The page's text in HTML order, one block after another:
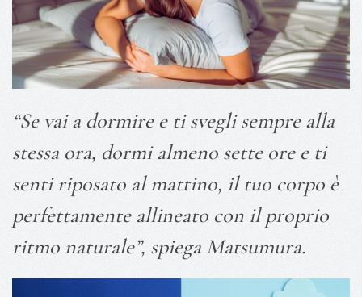
“Se vai a dormire e ti svegli sempre alla
stessa ora, dormi almeno sette ore e ti
senti riposato al mattino, il tuo corpo è
perfettamente allineato con il proprio
ritmo naturale”, spiega Matsumura.